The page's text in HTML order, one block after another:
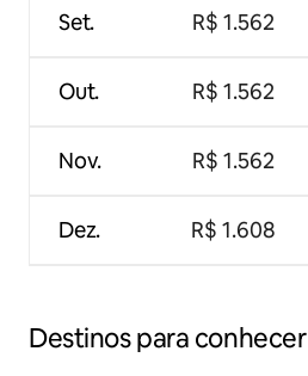
Set.
Out.
Nov.
Dez.
R$ 1.562
R$ 1.562
R$ 1.562
R$ 1.608
Destinos para conhecer